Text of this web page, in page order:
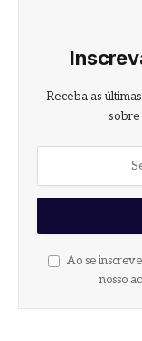
Receba as
sobre
Ao se
nosso